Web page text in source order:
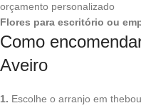
orçamento personalizado
Flores para escritório ou
Como
Aveiro
1. Escolhe o arranjo em